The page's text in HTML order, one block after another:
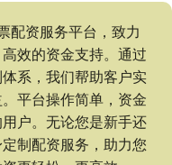
配资服务平台，致力
效的资金支持。通过
系，我们帮助客户实
平台操作简单，资金
户。无论您是新手还
制配资服务，助力您